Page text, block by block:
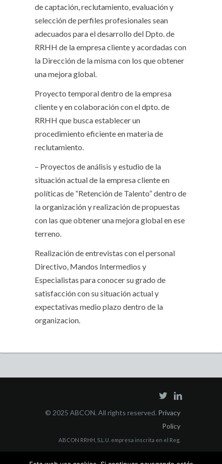
de captación, reclutamiento, evaluación y
selección de perfiles profesionales sean
adecuados para el desarrollo del Dpto. de
RRHH de la empresa cliente y acordadas con
la Dirección de la misma con los que obtener
una mejora global.
Proyecto temporal dentro de la empresa
cliente y en colaboración con el dpto. de
RRHH que busca establecer un
procedimiento eficiente en materia de
reclutamiento.
– Proyectos de análisis y estudio de la
situación actual de la empresa cliente en
políticas de “Retención de Talento” dentro de
la organización y realización de propuestas
con las que obtener una mejora global en ese
terreno.
Realización de entrevistas con el personal
Directivo, Mandos Intermedios y
Especialistas para conocer su grado de
satisfacción con su situación actual y
expectativas medio plazo dentro de la
organizacion.
© 2025 ABCON. All rights reserved. Privacy
Policy
ABCON RRHH, S.L.U. empresa inscrita en el Reg.